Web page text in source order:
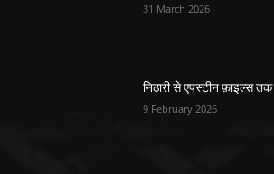
31 March 2026
निठारी से एपस्टीन फ़ाइल्स तक
9 February 2026